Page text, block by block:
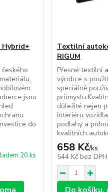
jsou
do
20 ks
Textilní
RIGUM
Přesné textilní
výrobce s
speciálně
důležité nejen
interiéru
podlahy a
kvalitních
658 Kč/ks
544 Kč bez DPH